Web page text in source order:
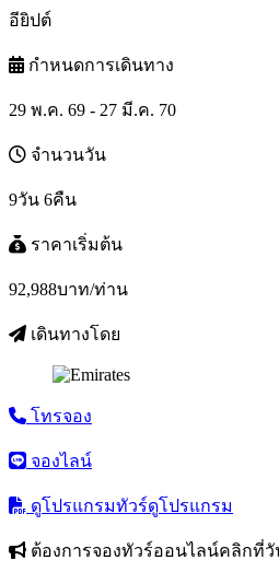
อียิปต์
กำหนดการเดินทาง
29 พ.ค. 69 - 27 มี.ค. 70
จำนวนวัน
9วัน 6คืน
ราคาเริ่มต้น
92,988บาท/ท่าน
เดินทางโดย
โทรจอง
จองไลน์
ดูโปรแกรมทัวร์ดูโปรแกรม
ต้องการจองทัวร์ออนไลน์คลิกที่วั